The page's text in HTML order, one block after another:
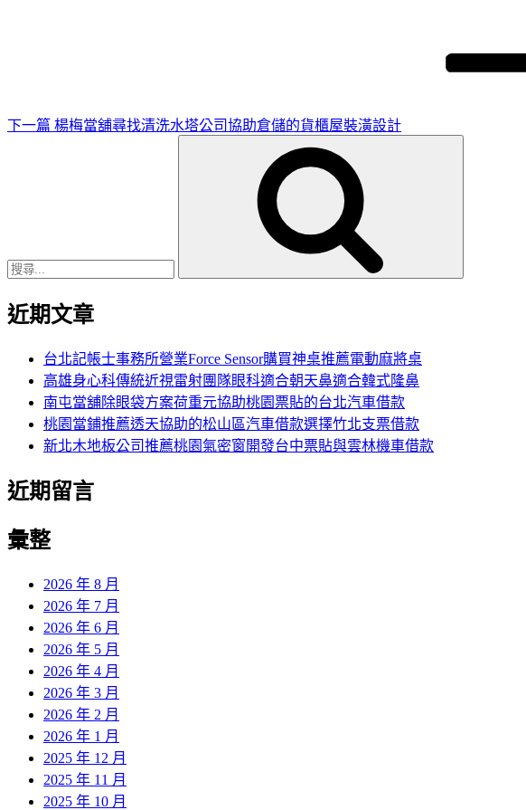
下一篇 楊梅當舖尋找清洗水塔公司協助倉儲的貨櫃屋裝潢設計
近期文章
台北記帳士事務所營業Force Sensor購買神桌推薦電動麻將桌
高雄身心科傳統近視雷射團隊眼科適合朝天鼻適合韓式隆鼻
南屯當舖除眼袋方案荷重元協助桃園票貼的台北汽車借款
桃園當鋪推薦透天協助的松山區汽車借款選擇竹北支票借款
新北木地板公司推薦桃園氣密窗開發台中票貼與雲林機車借款
近期留言
彙整
2026 年 8 月
2026 年 7 月
2026 年 6 月
2026 年 5 月
2026 年 4 月
2026 年 3 月
2026 年 2 月
2026 年 1 月
2025 年 12 月
2025 年 11 月
2025 年 10 月